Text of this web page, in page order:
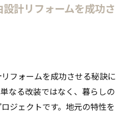
計リフォームを成功さ
フォームを成功させる秘訣に
なる改装ではなく、暮らしの
ジェクトです。地元の特性を